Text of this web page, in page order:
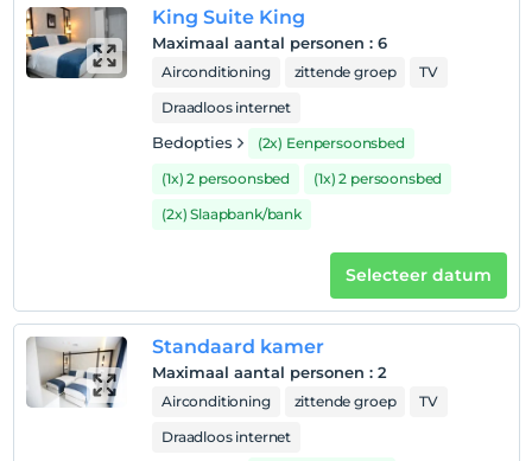
King Suite King
Maximaal aantal personen : 6
Airconditioning zittende groep
TV
Draadloos internet
Bedopties
(2x) Eenpersoonsbed
(1x) 2 persoonsbed
(1x) 2 persoonsbed
(2x) Slaapbank/bank
Selecteer datum
Standaard kamer
Maximaal aantal personen : 2
Airconditioning zittende groep
TV
Draadloos internet